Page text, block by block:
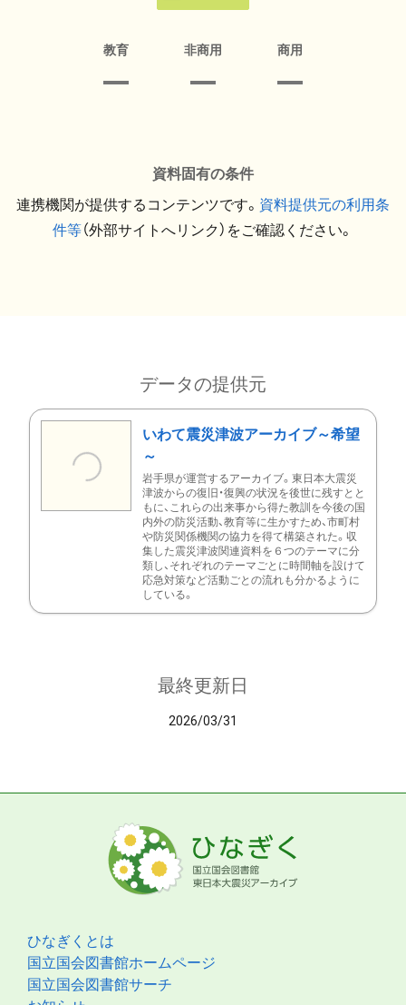
教育 非商用 商用
資料固有の条件
連携機関が提供するコンテンツです。 資料提供元の利用条
件等（外部サイトへリンク）をご確認ください。
データの提供元
いわて震災津波アーカイブ～希望
～
岩手県が運営するアーカイブ。東日本大震災
津波からの復旧・復興の状況を後世に残すとと
もに、これらの出来事から得た教訓を今後の国
内外の防災活動、教育等に生かすため、市町村
や防災関係機関の協力を得て構築された。収
集した震災津波関連資料を６つのテーマに分
類し、それぞれのテーマごとに時間軸を設けて
応急対策など活動ごとの流れも分かるように
している。
最終更新日
2026/03/31
ひなぎくとは
国立国会図書館ホームページ
国立国会図書館サーチ